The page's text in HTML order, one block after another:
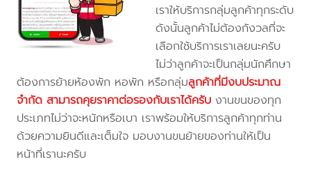
เราให้บริการกลุ่มลูกค้าทุกระดับ
ดังนั้นลูกค้าไม่ต้องกังวลที่จะ
เลือกใช้บริการเราเลยนะครับ
ไม่ว่าลูกค้าจะเป็นกลุ่มนักศึกษา
ต้องการย้ายห้องพัก หอพัก หรือกลุ่มลูกค้าที่มีงบประมาณ
จำกัด สามารถคุยราคาต่อรองกับเราได้ครับ งานขนของทุก
ประเภทไม่ว่าจะหนักหรือเบา เราพร้อมให้บริการลูกค้าทุกท่าน
ด้วยความยินดีและเต็มใจ มอบงานขนย้ายของท่านให้เป็น
หน้าที่เรานะครับ